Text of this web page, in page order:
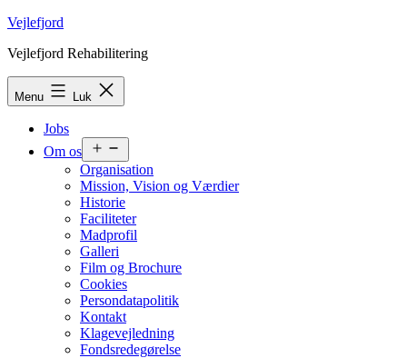
Fortsæt
indhold
Vejlefjord
Vejlefjord Rehabilitering
Menu Luk
Jobs
Om os
menu
Organisation
Mission, Vision og Værdier
Historie
Faciliteter
Madprofil
Galleri
Film og Brochure
Cookies
Persondatapolitik
Kontakt
Klagevejledning
Fondsredegørelse